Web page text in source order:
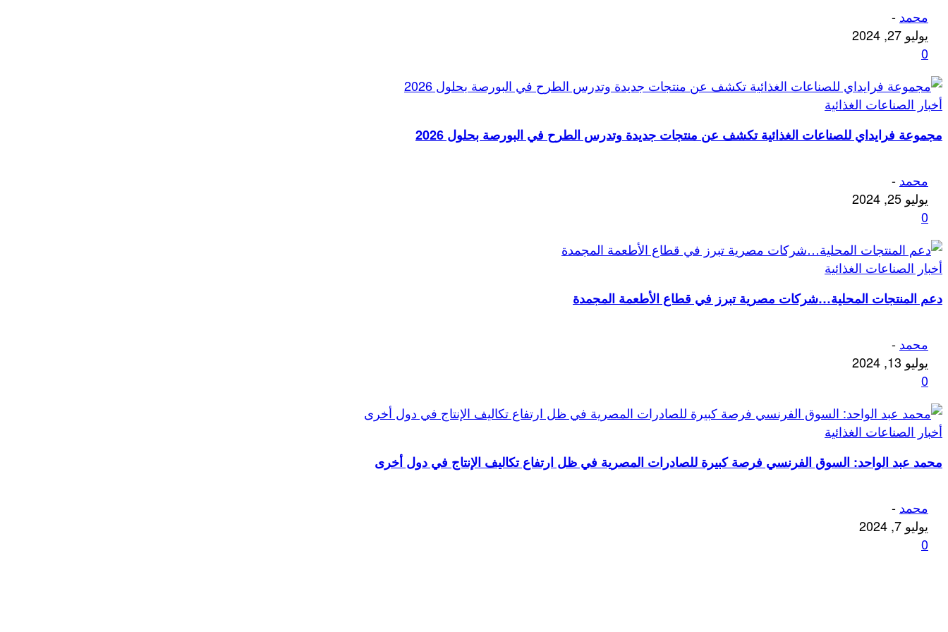
محمد -
يوليو 27, 2024
0
أخبار الصناعات الغذائية
مجموعة فرايداي للصناعات الغذائية تكشف عن منتجات جديدة وتدرس الطرح في البورصة بحلول 2026
محمد -
يوليو 25, 2024
0
أخبار الصناعات الغذائية
دعم المنتجات المحلية…شركات مصرية تبرز في قطاع الأطعمة المجمدة
محمد -
يوليو 13, 2024
0
أخبار الصناعات الغذائية
محمد عبد الواحد: السوق الفرنسي فرصة كبيرة للصادرات المصرية في ظل ارتفاع تكاليف الإنتاج في دول أخرى
محمد -
يوليو 7, 2024
0